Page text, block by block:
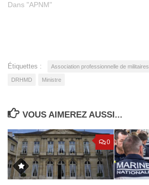
Dans "APNM"
Étiquettes : Association professionnelle de militaires
DRHMD Ministre
VOUS AIMEREZ AUSSI...
0